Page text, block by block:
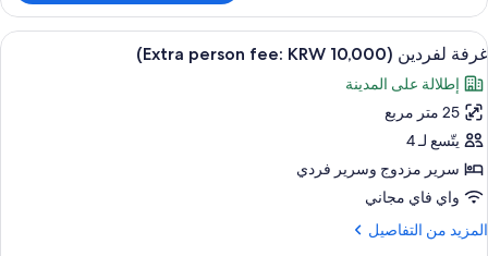
غرفة
عادية
(Extra
person
fee:
KRW
10,000)
استعراض
جميع
صور
غرفة
لفردين
(Extra
person
fee:
KRW
8
غرفة لفردين (Extra person fee: KRW 10,000)
إطلالة على المدينة
25 متر مربع
يتّسع لـ 4
سرير مزدوج‫‬ وسرير فردي
واي فاي مجاني
المزيد من التفاصيل
المزيد